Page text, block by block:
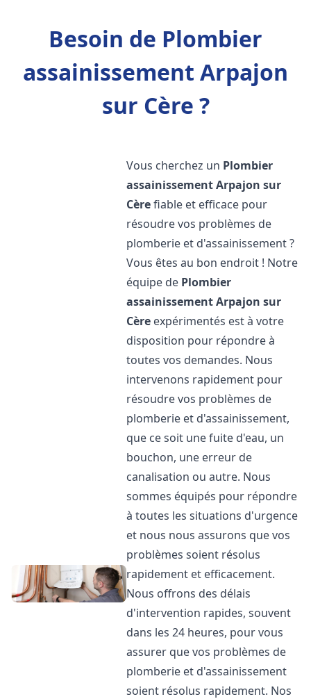
Besoin de Plombier
assainissement Arpajon
sur Cère ?
Vous cherchez un Plombier
assainissementArpajon sur
Cèrefiable et efficace pour
résoudre vos problèmes de
plomberie et d'assainissement ?
Vous êtes au bon endroit ! Notre
équipe de Plombier
assainissementArpajon sur
Cère expérimentés est à votre
disposition pour répondre à
toutes vos demandes. Nous
intervenons rapidement pour
résoudre vos problèmes de
plomberie et d'assainissement,
que ce soit une fuite d'eau, un
bouchon, une erreur de
canalisation ou autre. Nous
sommes équipés pour répondre
à toutes les situations d'urgence
et nous nous assurons que vos
problèmes soient résolus
rapidement et efficacement.
Nous offrons des délais
d'intervention rapides, souvent
dans les 24 heures, pour vous
assurer que vos problèmes de
plomberie et d'assainissement
soient résolus rapidement. Nos